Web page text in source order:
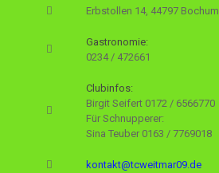
Erbstollen 14, 44797 Bochum
Gastronomie:
0234 / 472661
Clubinfos:
Birgit Seifert 0172 / 6566770
Für Schnupperer:
Sina Teuber 0163 / 7769018
kontakt@tcweitmar09.de